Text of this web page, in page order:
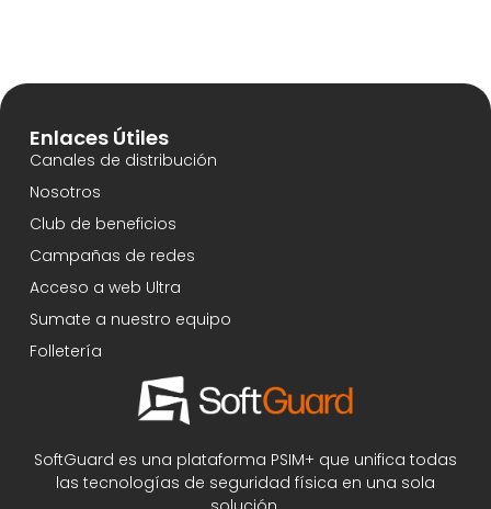
SoftGuard es una plataforma PSIM+ que unifica todas
las tecnologías de seguridad física en una sola
Enlaces Útiles
Canales de distribución
Nosotros
Club de beneficios
Campañas de redes
Acceso a web Ultra
Sumate a nuestro equipo
Folletería